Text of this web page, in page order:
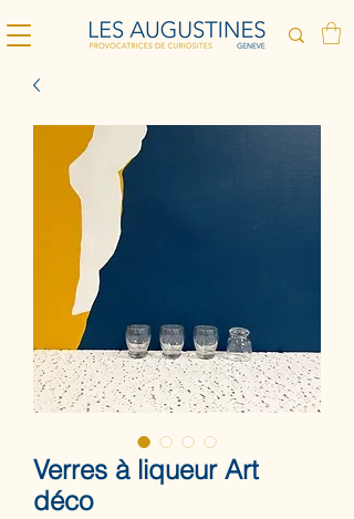
Verres à liqueur Art
déco